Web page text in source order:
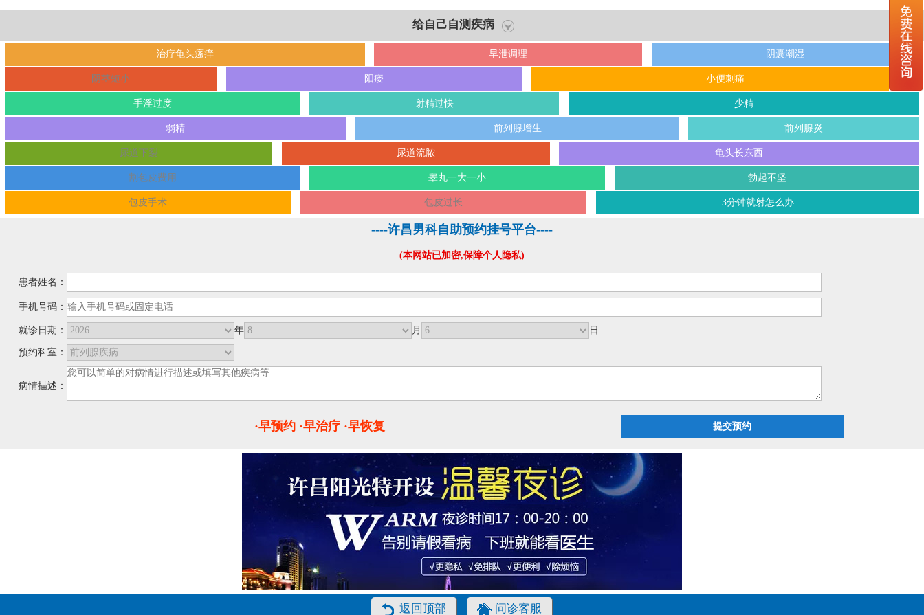
给自己自测疾病
治疗龟头瘙痒 早泄调理 阴囊潮湿
阴茎短小 阳痿 小便刺痛
手淫过度 射精过快 少精
弱精 前列腺增生 前列腺炎
尿道下裂 尿道流脓 龟头长东西
割包皮费用 睾丸一大一小 勃起不坚
包皮手术 包皮过长 3分钟就射怎么办
----许昌男科自助预约挂号平台----
(本网站已加密,保障个人隐私)
患者姓名：
手机号码：
就诊日期： 年 月 日
预约科室：
病情描述：
·早预约 ·早治疗 ·早恢复
返回顶部 问诊客服